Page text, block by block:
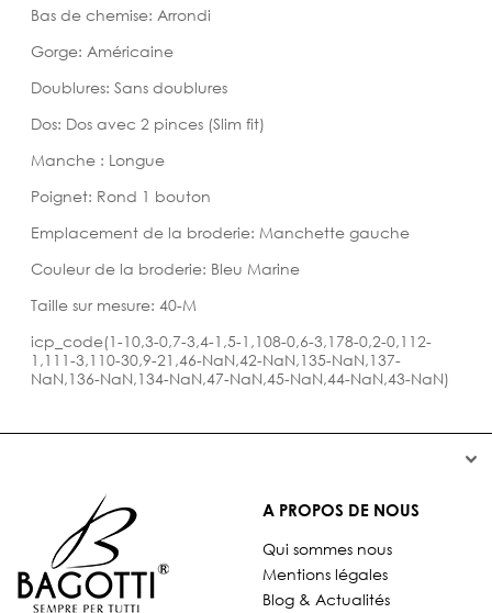
Bas de chemise: Arrondi
Gorge: Américaine
Doublures: Sans doublures
Dos: Dos avec 2 pinces (Slim fit)
Manche : Longue
Poignet: Rond 1 bouton
Emplacement de la broderie: Manchette gauche
Couleur de la broderie: Bleu Marine
Taille sur mesure: 40-M
icp_code(1-10,3-0,7-3,4-1,5-1,108-0,6-3,178-0,2-0,112-
1,111-3,110-30,9-21,46-NaN,42-NaN,135-NaN,137-
NaN,136-NaN,134-NaN,47-NaN,45-NaN,44-NaN,43-NaN)


A PROPOS DE NOUS
Qui sommes nous
Mentions légales
Blog & Actualités